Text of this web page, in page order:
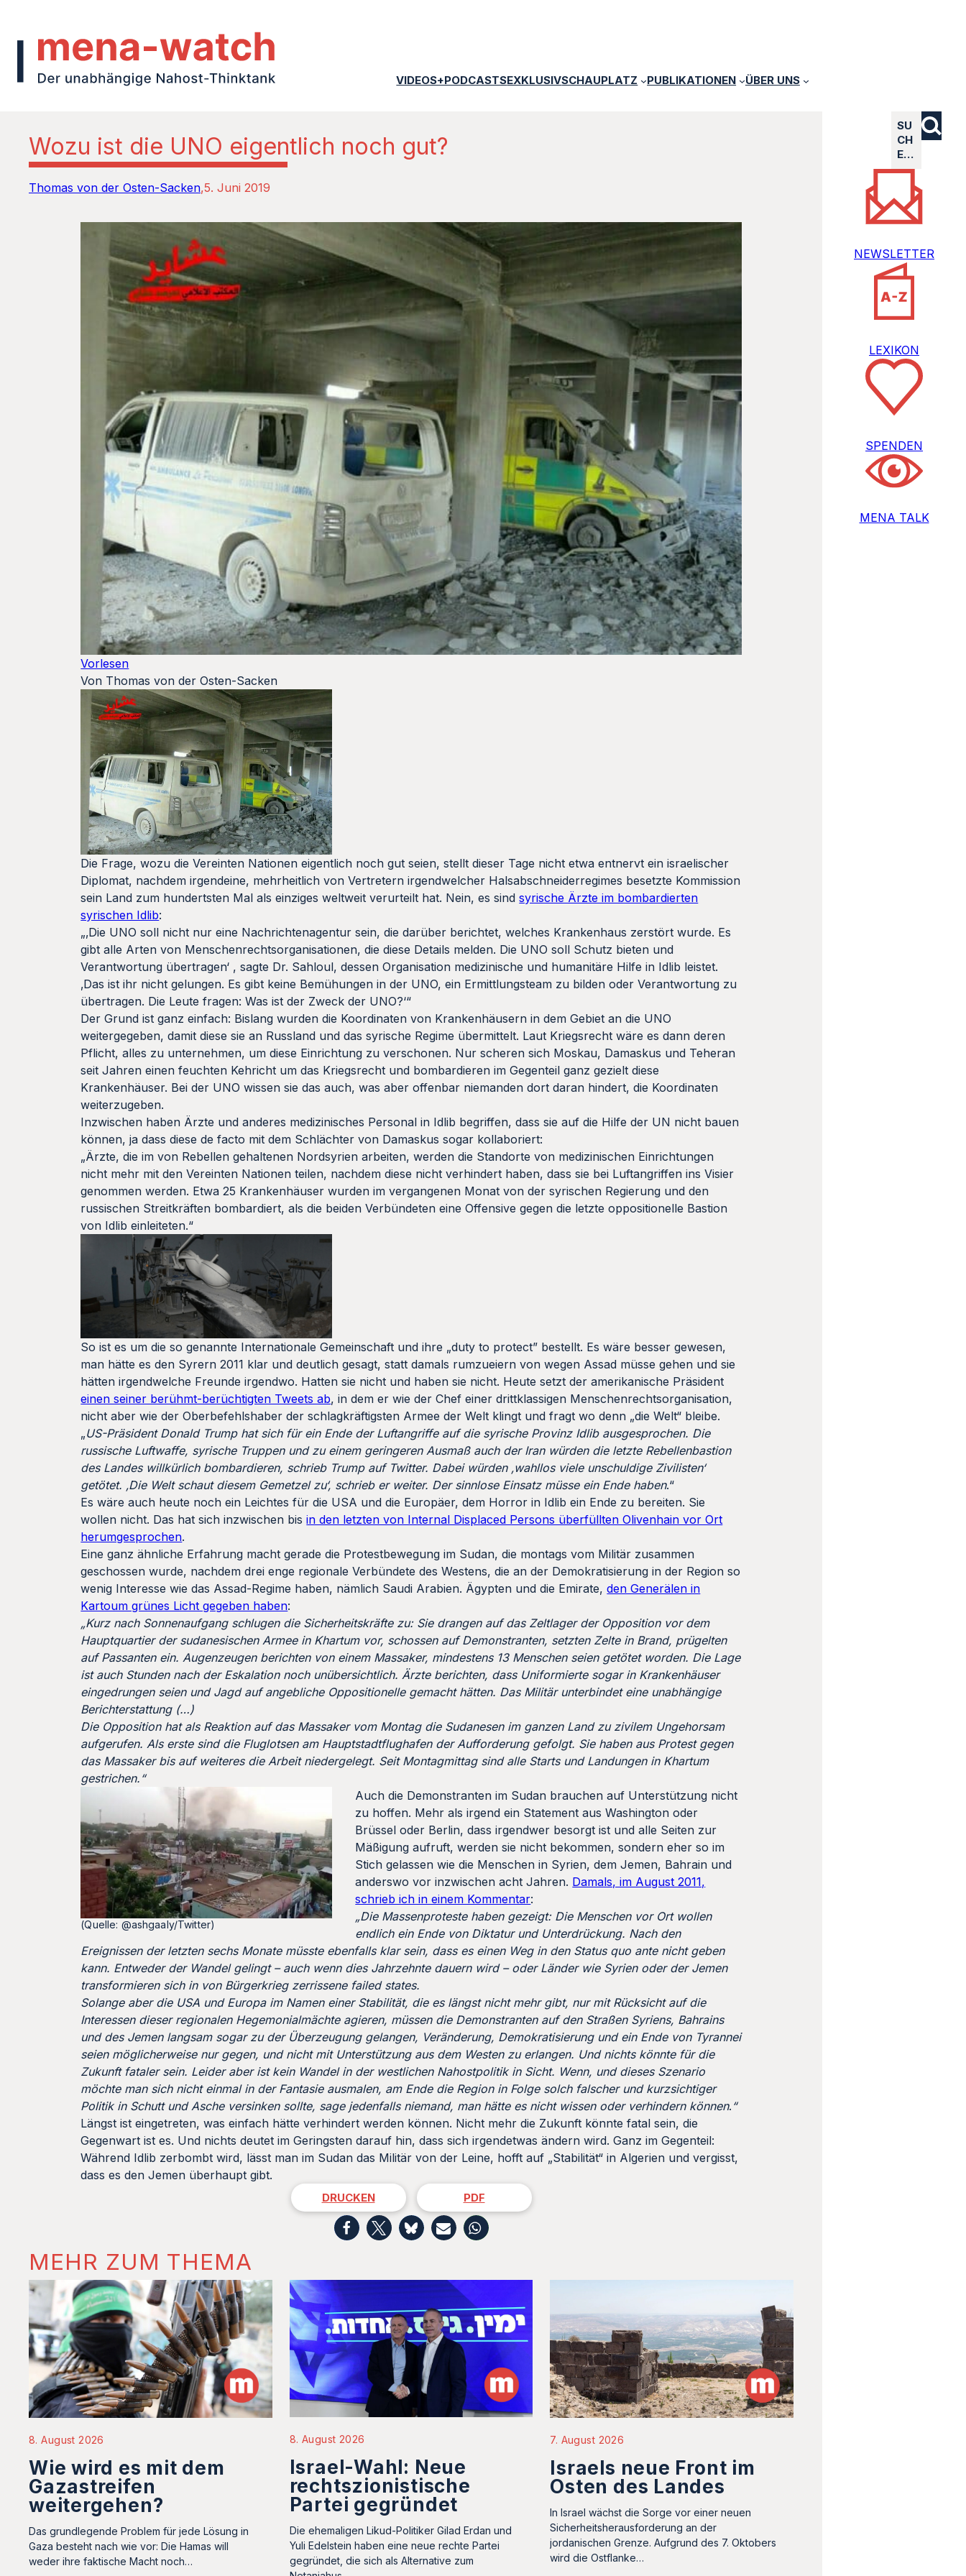
VIDEOS+PODCASTSEXKLUSIVSCHAUPLATZ PUBLIKATIONEN ÜBER UNS
Wozu ist die UNO eigentlich noch gut?
Thomas von der Osten-Sacken 5. Juni 2019
Vorlesen
Von Thomas von der Osten-Sacken
Die Frage, wozu die Vereinten Nationen eigentlich noch gut seien, stellt dieser Tage nicht etwa entnervt ein israelischer
Diplomat, nachdem irgendeine, mehrheitlich von Vertretern irgendwelcher Halsabschneiderregimes besetzte Kommission
sein Land zum hundertsten Mal als einziges weltweit verurteilt hat. Nein, es sindsyrische Ärzte im bombardierten
syrischen Idlib:
„‚Die UNO soll nicht nur eine Nachrichtenagentur sein, die darüber berichtet, welches Krankenhaus zerstört wurde. Es
gibt alle Arten von Menschenrechtsorganisationen, die diese Details melden. Die UNO soll Schutz bieten und
Verantwortung übertragen‘ , sagte Dr. Sahloul, dessen Organisation medizinische und humanitäre Hilfe in Idlib leistet.
‚Das ist ihr nicht gelungen. Es gibt keine Bemühungen in der UNO, ein Ermittlungsteam zu bilden oder Verantwortung zu
übertragen. Die Leute fragen: Was ist der Zweck der UNO?‘“
Der Grund ist ganz einfach: Bislang wurden die Koordinaten von Krankenhäusern in dem Gebiet an die UNO
weitergegeben, damit diese sie an Russland und das syrische Regime übermittelt. Laut Kriegsrecht wäre es dann deren
Pflicht, alles zu unternehmen, um diese Einrichtung zu verschonen. Nur scheren sich Moskau, Damaskus und Teheran
seit Jahren einen feuchten Kehricht um das Kriegsrecht und bombardieren im Gegenteil ganz gezielt diese
Krankenhäuser. Bei der UNO wissen sie das auch, was aber offenbar niemanden dort daran hindert, die Koordinaten
weiterzugeben.
Inzwischen haben Ärzte und anderes medizinisches Personal in Idlib begriffen, dass sie auf die Hilfe der UN nicht bauen
können, ja dass diese de facto mit dem Schlächter von Damaskus sogar kollaboriert:
„Ärzte, die im von Rebellen gehaltenen Nordsyrien arbeiten, werden die Standorte von medizinischen Einrichtungen
nicht mehr mit den Vereinten Nationen teilen, nachdem diese nicht verhindert haben, dass sie bei Luftangriffen ins Visier
genommen werden. Etwa 25 Krankenhäuser wurden im vergangenen Monat von der syrischen Regierung und den
russischen Streitkräften bombardiert, als die beiden Verbündeten eine Offensive gegen die letzte oppositionelle Bastion
von Idlib einleiteten.“
So ist es um die so genannte Internationale Gemeinschaft und ihre „duty to protect” bestellt. Es wäre besser gewesen,
man hätte es den Syrern 2011 klar und deutlich gesagt, statt damals rumzueiern von wegen Assad müsse gehen und sie
hätten irgendwelche Freunde irgendwo. Hatten sie nicht und haben sie nicht. Heute setzt der amerikanische Präsident
einen seiner berühmt-berüchtigten Tweets ab, in dem er wie der Chef einer drittklassigen Menschenrechtsorganisation,
nicht aber wie der Oberbefehlshaber der schlagkräftigsten Armee der Welt klingt und fragt wo denn „die Welt“ bleibe.
„US-Präsident Donald Trump hat sich für ein Ende der Luftangriffe auf die syrische Provinz Idlib ausgesprochen. Die
russische Luftwaffe, syrische Truppen und zu einem geringeren Ausmaß auch der Iran würden die letzte Rebellenbastion
des Landes willkürlich bombardieren, schrieb Trump auf Twitter. Dabei würden ‚wahllos viele unschuldige Zivilisten‘
getötet. ‚Die Welt schaut diesem Gemetzel zu‘, schrieb er weiter. Der sinnlose Einsatz müsse ein Ende haben.“
Es wäre auch heute noch ein Leichtes für die USA und die Europäer, dem Horror in Idlib ein Ende zu bereiten. Sie
wollen nicht. Das hat sich inzwischen bisin den letzten von Internal Displaced Persons überfüllten Olivenhain vor Ort
herumgesprochen.
Eine ganz ähnliche Erfahrung macht gerade die Protestbewegung im Sudan, die montags vom Militär zusammen
geschossen wurde, nachdem drei enge regionale Verbündete des Westens, die an der Demokratisierung in der Region so
wenig Interesse wie das Assad-Regime haben, nämlich Saudi Arabien. Ägypten und die Emirate,den Generälen in
Kartoum grünes Licht gegeben haben:
„Kurz nach Sonnenaufgang schlugen die Sicherheitskräfte zu: Sie drangen auf das Zeltlager der Opposition vor dem
Hauptquartier der sudanesischen Armee in Khartum vor, schossen auf Demonstranten, setzten Zelte in Brand, prügelten
auf Passanten ein. Augenzeugen berichten von einem Massaker, mindestens 13 Menschen seien getötet worden. Die Lage
ist auch Stunden nach der Eskalation noch unübersichtlich. Ärzte berichten, dass Uniformierte sogar in Krankenhäuser
eingedrungen seien und Jagd auf angebliche Oppositionelle gemacht hätten. Das Militär unterbindet eine unabhängige
Berichterstattung (…)
Die Opposition hat als Reaktion auf das Massaker vom Montag die Sudanesen im ganzen Land zu zivilem Ungehorsam
aufgerufen. Als erste sind die Fluglotsen am Hauptstadtflughafen der Aufforderung gefolgt. Sie haben aus Protest gegen
das Massaker bis auf weiteres die Arbeit niedergelegt. Seit Montagmittag sind alle Starts und Landungen in Khartum
gestrichen.“
(Quelle: @ashgaaly/Twitter)
Auch die Demonstranten im Sudan brauchen auf Unterstützung nicht
zu hoffen. Mehr als irgend ein Statement aus Washington oder
Brüssel oder Berlin, dass irgendwer besorgt ist und alle Seiten zur
Mäßigung aufruft, werden sie nicht bekommen, sondern eher so im
Stich gelassen wie die Menschen in Syrien, dem Jemen, Bahrain und
anderswo vor inzwischen acht Jahren. Damals, im August 2011,
schrieb ich in einem Kommentar:
„Die Massenproteste haben gezeigt: Die Menschen vor Ort wollen
endlich ein Ende von Diktatur und Unterdrückung. Nach den
Ereignissen der letzten sechs Monate müsste ebenfalls klar sein, dass es einen Weg in den Status quo ante nicht geben
kann. Entweder der Wandel gelingt – auch wenn dies Jahrzehnte dauern wird – oder Länder wie Syrien oder der Jemen
transformieren sich in von Bürgerkrieg zerrissene failed states.
Solange aber die USA und Europa im Namen einer Stabilität, die es längst nicht mehr gibt, nur mit Rücksicht auf die
Interessen dieser regionalen Hegemonialmächte agieren, müssen die Demonstranten auf den Straßen Syriens, Bahrains
und des Jemen langsam sogar zu der Überzeugung gelangen, Veränderung, Demokratisierung und ein Ende von Tyrannei
seien möglicherweise nur gegen, und nicht mit Unterstützung aus dem Westen zu erlangen. Und nichts könnte für die
Zukunft fataler sein. Leider aber ist kein Wandel in der westlichen Nahostpolitik in Sicht. Wenn, und dieses Szenario
möchte man sich nicht einmal in der Fantasie ausmalen, am Ende die Region in Folge solch falscher und kurzsichtiger
Politik in Schutt und Asche versinken sollte, sage jedenfalls niemand, man hätte es nicht wissen oder verhindern können. “
Längst ist eingetreten, was einfach hätte verhindert werden können. Nicht mehr die Zukunft könnte fatal sein, die
Gegenwart ist es. Und nichts deutet im Geringsten darauf hin, dass sich irgendetwas ändern wird. Ganz im Gegenteil:
Während Idlib zerbombt wird, lässt man im Sudan das Militär von der Leine, hofft auf „Stabilität“ in Algerien und vergisst,
dass es den Jemen überhaupt gibt.
DRUCKEN PDF
MEHR ZUM THEMA
8. August 2026
Wie wird es mit dem
Gazastreifen
weitergehen?
Das grundlegende Problem für jede Lösung in
Gaza besteht nach wie vor: Die Hamas will
weder ihre faktische Macht noch…
8. August 2026
Israel-Wahl: Neue
rechtszionistische
Partei gegründet
Die ehemaligen Likud-Politiker Gilad Erdan und
Yuli Edelstein haben eine neue rechte Partei
gegründet, die sich als Alternative zum
7. August 2026
Israels neue Front im
Osten des Landes
In Israel wächst die Sorge vor einer neuen
Sicherheitsherausforderung an der
jordanischen Grenze. Aufgrund des 7. Oktobers
wird die Ostflanke…
SU
CH
E…
NEWSLETTER
LEXIKON
SPENDEN
MENA TALK